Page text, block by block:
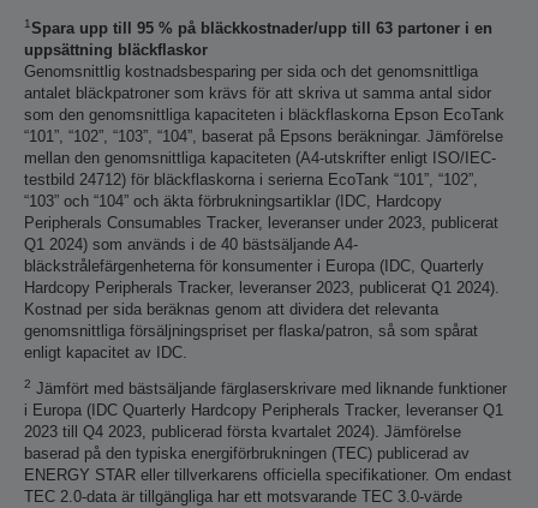
1Spara upp till 95 % på bläckkostnader/upp till 63 partoner i en
uppsättning bläckflaskor
Genomsnittlig kostnadsbesparing per sida och det genomsnittliga
antalet bläckpatroner som krävs för att skriva ut samma antal sidor
som den genomsnittliga kapaciteten i bläckflaskorna Epson EcoTank
“101”, “102”, “103”, “104”, baserat på Epsons beräkningar. Jämförelse
mellan den genomsnittliga kapaciteten (A4-utskrifter enligt ISO/IEC-
testbild 24712) för bläckflaskorna i serierna EcoTank “101”, “102”,
“103” och “104” och äkta förbrukningsartiklar (IDC, Hardcopy
Peripherals Consumables Tracker, leveranser under 2023, publicerat
Q1 2024) som används i de 40 bästsäljande A4-
bläckstrålefärgenheterna för konsumenter i Europa (IDC, Quarterly
Hardcopy Peripherals Tracker, leveranser 2023, publicerat Q1 2024).
Kostnad per sida beräknas genom att dividera det relevanta
genomsnittliga försäljningspriset per flaska/patron, så som spårat
enligt kapacitet av IDC.
2 Jämfört med bästsäljande färglaserskrivare med liknande funktioner
i Europa (IDC Quarterly Hardcopy Peripherals Tracker, leveranser Q1
2023 till Q4 2023, publicerad första kvartalet 2024). Jämförelse
baserad på den typiska energiförbrukningen (TEC) publicerad av
ENERGY STAR eller tillverkarens officiella specifikationer. Om endast
TEC 2.0-data är tillgängliga har ett motsvarande TEC 3.0-värde